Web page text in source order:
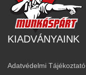
KIADVÁNYAINK
Adatvédelmi Tájékoztató